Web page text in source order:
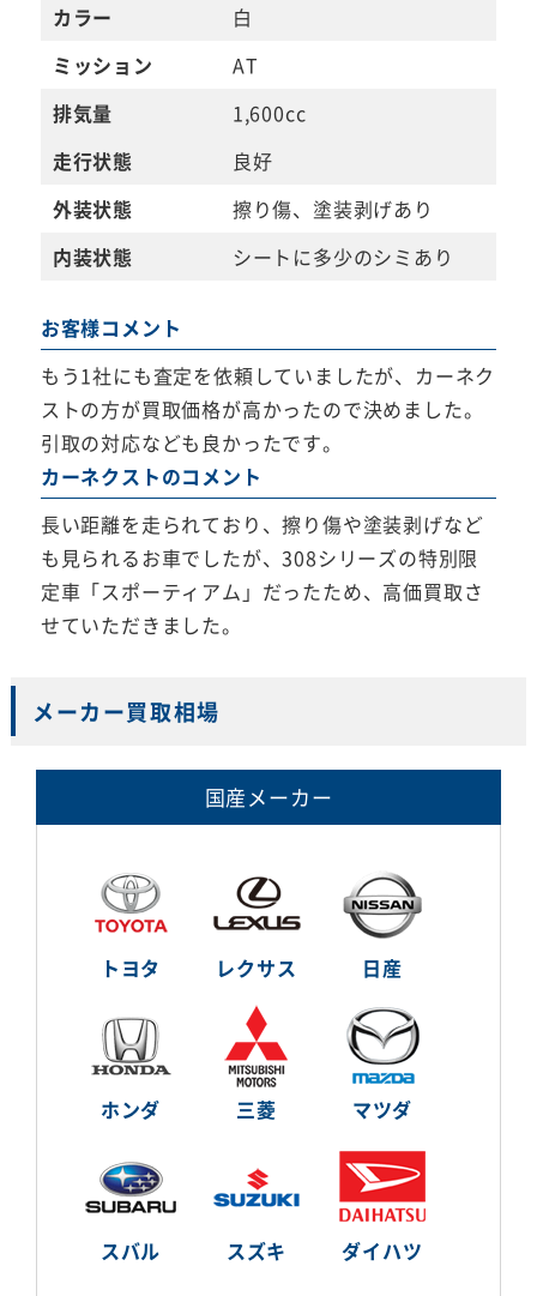
カラー
白
ミッション
AT
排気量
1,600cc
走行状態
良好
外装状態
擦り傷、塗装剥げあり
内装状態
シートに多少のシミあり
お客様コメント
もう1社にも査定を依頼していましたが、カーネク
ストの方が買取価格が高かったので決めました。
引取の対応なども良かったです。
カーネクストのコメント
長い距離を走られており、擦り傷や塗装剥げなど
も見られるお車でしたが、308シリーズの特別限
定車「スポーティアム」だったため、高価買取さ
せていただきました。
メーカー買取相場
国産メーカー
トヨタ レクサス 日産
ホンダ 三菱 マツダ
スバル スズキ ダイハツ